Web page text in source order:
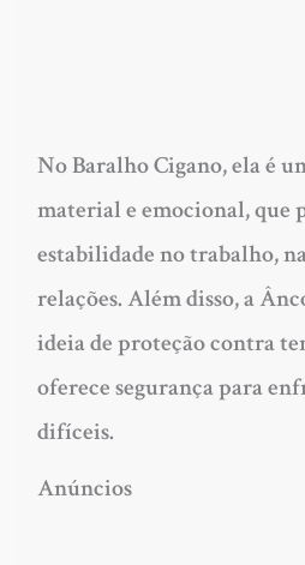
No Baralho Cigano, ela é
material e emocional, que
estabilidade no trabalho,
relações. Além disso, a
ideia de proteção contra
oferece segurança para
difíceis.
Anúncios